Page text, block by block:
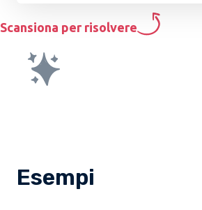
Scansiona per risolvere
Esempi